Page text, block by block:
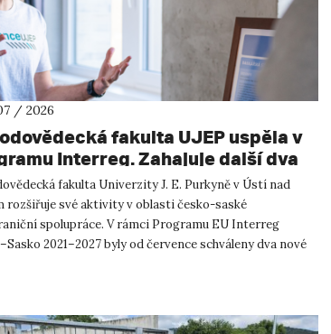
/ 2026
fakulta UJEP uspěla v
Interreg. Zahajuje další dva
projekty se saskými
fakulta Univerzity J. E. Purkyně v Ústí nad
rozšiřuje své aktivity v oblasti česko-saské
spolupráce. V rámci Programu EU Interreg
2021–2027 byly od července schváleny dva nové